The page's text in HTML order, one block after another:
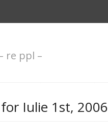
re ppl –
Iulie 1st, 2006